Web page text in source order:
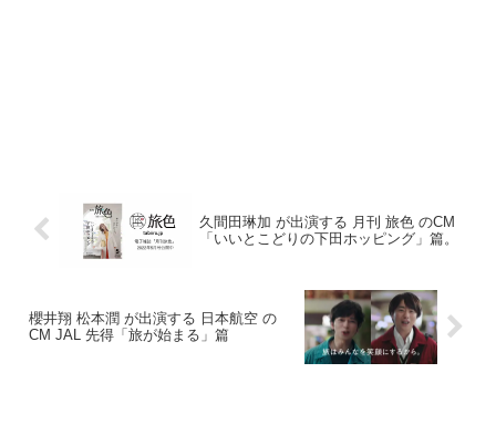
久間田琳加 が出演する 月刊 旅色 のCM
「いいとこどりの下田ホッピング」篇。
櫻井翔 松本潤 が出演する 日本航空 の
CM JAL 先得「旅が始まる」篇